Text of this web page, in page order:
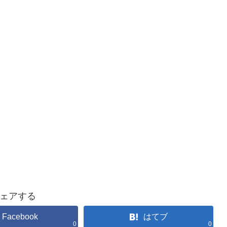
アする
Facebook
0
はてブ
0